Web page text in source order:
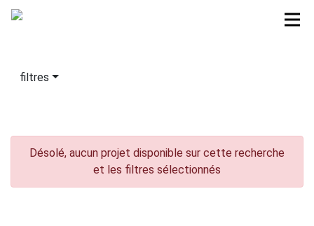
filtres
Désolé, aucun projet disponible sur cette recherche
et les filtres sélectionnés